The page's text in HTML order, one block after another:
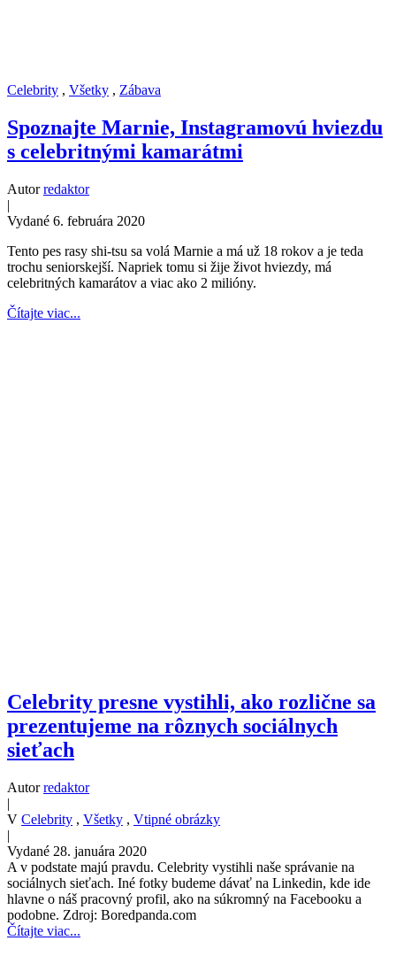
Celebrity , Všetky , Zábava
Spoznajte Marnie, Instagramovú hviezdu
s celebritnými kamarátmi
Autorredaktor
|
Vydané 6. februára 2020
Tento pes rasy shi-tsu sa volá Marnie a má už 18 rokov a je teda
trochu seniorskejší. Napriek tomu si žije život hviezdy, má
celebritných kamarátov a viac ako 2 milióny.
Čítajte viac...
Celebrity presne vystihli, ako rozlične sa
prezentujeme na rôznych sociálnych
sieťach
Autorredaktor
|
V Celebrity , Všetky , Vtipné obrázky
|
Vydané 28. januára 2020
A v podstate majú pravdu. Celebrity vystihli naše správanie na
sociálnych sieťach. Iné fotky budeme dávať na Linkedin, kde ide
hlavne o náš pracovný profil, ako na súkromný na Facebooku a
podobne. Zdroj: Boredpanda.com
Čítajte viac...